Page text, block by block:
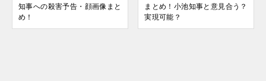
知事への殺害予告・顔画像まと
め！
まとめ！小池知事と意見合う？
実現可能？